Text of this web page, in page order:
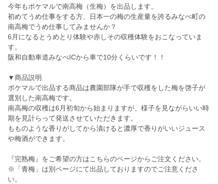
今年もポケマルで南高梅（生梅）を出品します。
初めてうめ仕事をする方、日本一の梅の生産量を誇るみなべ町の
南高梅でうめ仕事してみませんか？
6月になるとうめとり体験や赤しその収穫体験をおこなっていま
す。
阪和自動車道みなべICから車で10分くらいです！！
▼商品説明
ポケマルで出品する商品は農園部隊が手で収穫をした梅を啓子が
選別した南高梅です。
南高梅の収穫は6月初旬から始まりますが、様子を見ながらいい時
期を見計らって発送させていただきます。
もものような香りがしてから漬けると濃厚で香りがいいジュース
や梅酒ができます。
『完熟梅』をご希望の方はこちらのページからご注文ください。
※「青梅」は別ページにて出品しておりますのでご注意くださ
い。